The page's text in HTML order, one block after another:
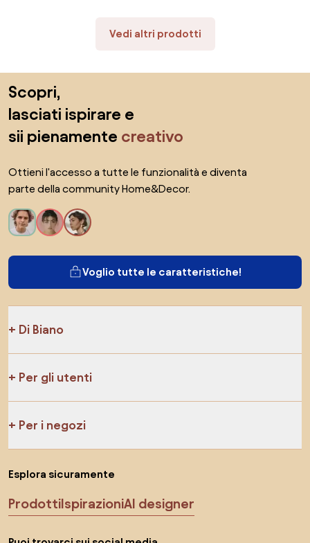
Vedi altri prodotti
Scopri,
lasciati ispirare e
sii pienamente creativo
Ottieni l'accesso a tutte le funzionalità e diventa
parte della community Home&Decor.
Voglio tutte le caratteristiche!
Di Biano
Per gli utenti
Per i negozi
Esplora sicuramente
ProdottiIspirazioniAI designer